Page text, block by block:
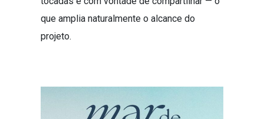
que amplia naturalmente o alcance do
projeto.